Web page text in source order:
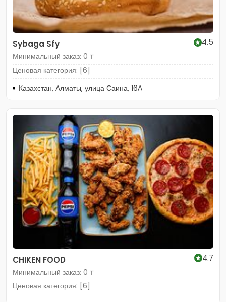
Sybaga Sfy
4.5
Минимальный заказ: 0 ₸
Ценовая категория: [6]
Казахстан, Алматы, улица Саина, 16А
CHIKEN FOOD
4.7
Минимальный заказ: 0 ₸
Ценовая категория: [6]